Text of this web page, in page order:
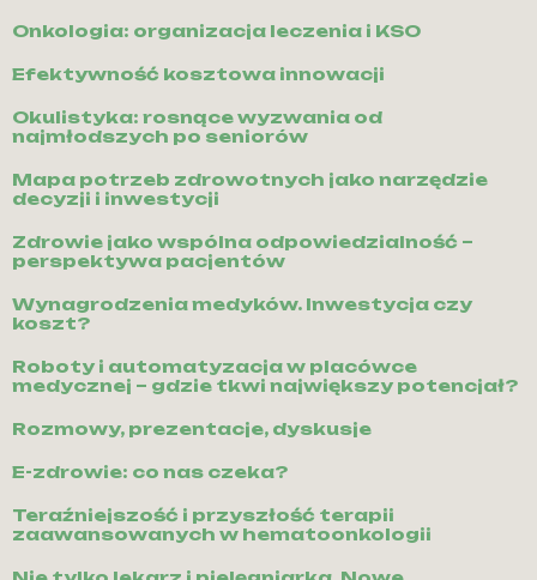
Onkologia: organizacja leczenia i KSO
Efektywność kosztowa innowacji
Okulistyka: rosnące wyzwania od
najmłodszych po seniorów
Mapa potrzeb zdrowotnych jako narzędzie
decyzji i inwestycji
Zdrowie jako wspólna odpowiedzialność –
perspektywa pacjentów
Wynagrodzenia medyków. Inwestycja czy
koszt?
Roboty i automatyzacja w placówce
medycznej – gdzie tkwi największy potencjał?
Rozmowy, prezentacje, dyskusje
E-zdrowie: co nas czeka?
Teraźniejszość i przyszłość terapii
zaawansowanych w hematoonkologii